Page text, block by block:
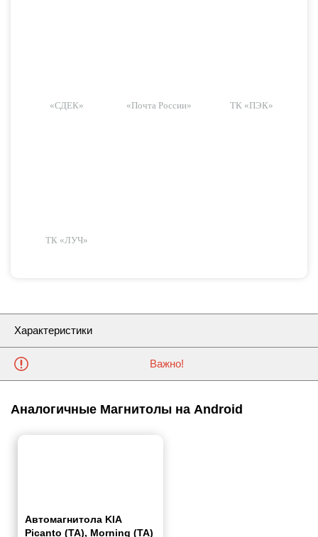
«СДЕК» «Почта России» ТК «ПЭК»
ТК «ЛУЧ»
Характеристики
Важно!
Аналогичные Магнитолы на Android
Автомагнитола KIA
Picanto (TA), Morning (TA)